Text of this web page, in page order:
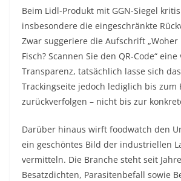
Beim Lidl-Produkt mit GGN-Siegel
insbesondere die eingeschränkte
Zwar suggeriere die Aufschrift
Fisch? Scannen Sie den QR-Code“
Transparenz, tatsächlich lasse sich
Trackingseite jedoch lediglich bis zum
zurückverfolgen – nicht bis zur
Darüber hinaus wirft foodwatch den
ein geschöntes Bild der industriellen
vermitteln. Die Branche steht seit
Besatzdichten, Parasitenbefall sowie